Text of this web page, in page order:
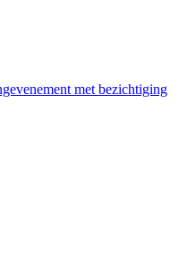
met bezichtiging